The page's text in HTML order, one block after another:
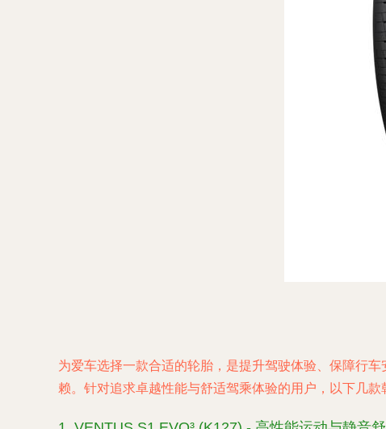
为爱车选择一款合适的轮胎，是提升驾驶体验、保障行
赖。针对追求卓越性能与舒适驾乘体验的用户，以下几款